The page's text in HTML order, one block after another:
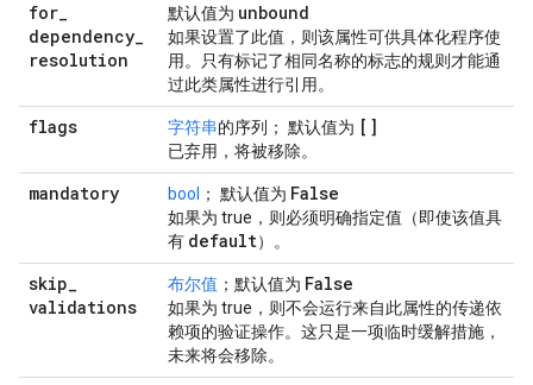
for_
dependency_
resolution
默认值为 unbound
如果设置了此值，则该属性可供具体化程序使
用。只有标记了相同名称的标志的规则才能通
过此类属性进行引用。
flags 字符串的序列； 默认值为 []
已弃用，将被移除。
mandatory bool ； 默认值为 False
如果为 true，则必须明确指定值（即使该值具
有 default）。
skip_
validations
布尔值 ；默认值为 False
如果为 true，则不会运行来自此属性的传递依
赖项的验证操作。这只是一项临时缓解措施，
未来将会移除。